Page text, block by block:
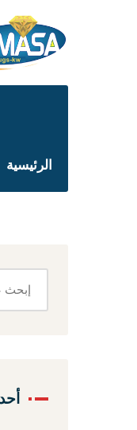
الرئيسية